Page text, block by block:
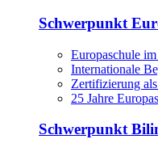
Schwerpunkt
Europaschule
Internationale
Zertifizierung
25 Jahre
Schwerpunkt